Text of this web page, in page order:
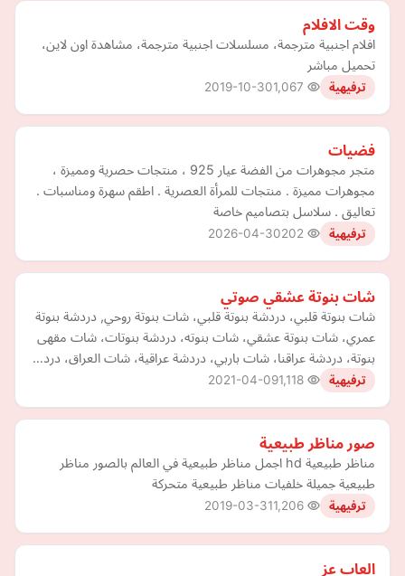
وقت الافلام
افلام اجنبية مترجمة، مسلسلات اجنبية مترجمة، مشاهدة اون لاين،
تحميل مباشر
ترفيهية 2019-10-30
فضيات
متجر مجوهرات من الفضة عيار 925 ، منتجات حصرية ومميزة ،
مجوهرات مميزة . منتجات للمرأة العصرية . اطقم سهرة ومناسبات .
تعاليق . سلاسل بتصاميم خاصة
ترفيهية 2026-04-30
شات بنوتة عشقي صوتي
شات بنوتة قلبي، دردشة بنوتة قلبي، شات بنوتة روحي, دردشة بنوتة
عمري، شات بنوتة عشقي، شات بنوته، دردشة بنوتات، شات مقهى
بنوتة، دردشة عراقنا، شات باربي، دردشة عراقية، شات العراق، درد…
ترفيهية 2021-04-09
صور مناظر طبيعية
مناظر طبيعية hd اجمل مناظر طبيعية في العالم بالصور مناظر
طبيعية جميلة خلفيات مناظر طبيعية متحركة
ترفيهية 2019-03-31
العاب عز